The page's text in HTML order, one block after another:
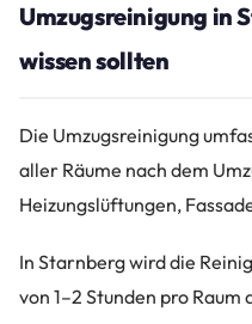
Umzugsreinigung in
wissen sollten
Die Umzugsreinigung
aller Räume nach dem
Heizungslüftungen,
In Starnberg wird die
von 1–2 Stunden pro